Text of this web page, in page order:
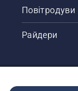
Повітродуви
Райдери